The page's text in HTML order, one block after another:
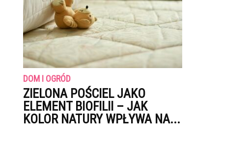
DOM I OGRÓD
ZIELONA POŚCIEL JAKO
ELEMENT BIOFILII – JAK
KOLOR NATURY WPŁYWA NA...